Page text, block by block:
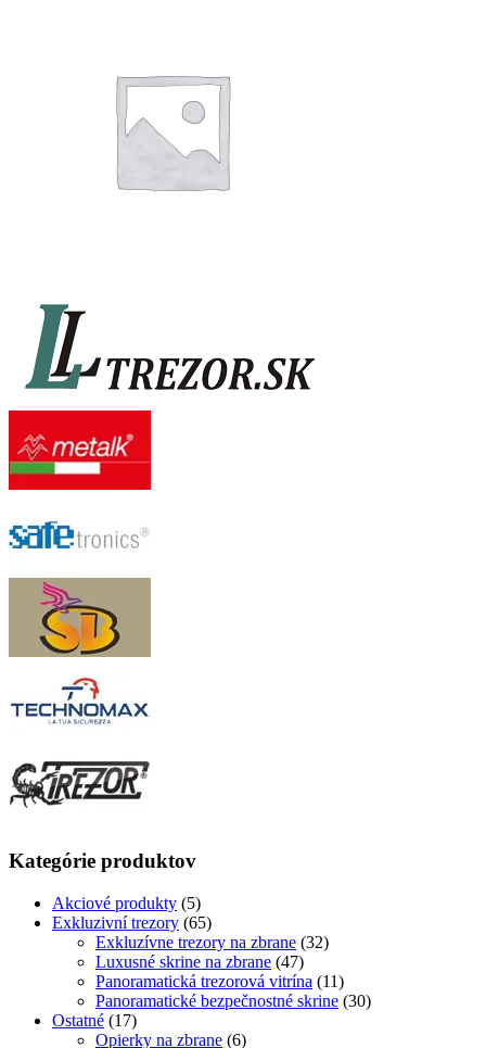
Kategórie produktov
Akciové produkty (5)
Exkluzivní trezory (65)
Exkluzívne trezory na zbrane (32)
Luxusné skrine na zbrane (47)
Panoramatická trezorová vitrína (11)
Panoramatické bezpečnostné skrine (30)
Ostatné (17)
Opierky na zbrane (6)